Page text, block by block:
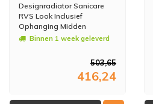
Designradiator Sanicare
RVS Look Inclusief
Ophanging Midden
Aansluiting Recht 160x60
Binnen 1 week geleverd
503,65
416,24